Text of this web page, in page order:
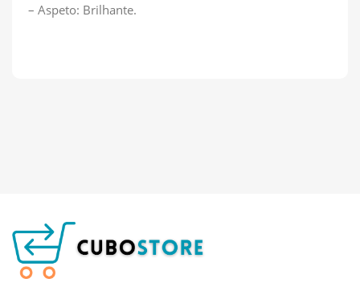
– Aspeto: Brilhante.